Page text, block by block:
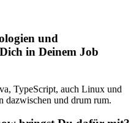
und
in Deinem Job
TypeScript, auch Linux und
dazwischen und drum rum.